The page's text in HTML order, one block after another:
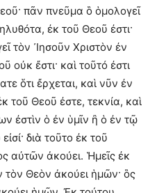
πᾶν πνεῦμα ὃ ὁμολογεῖ
ἐκ τοῦ Θεοῦ ἐστι·
τὸν ᾽Ιησοῦν Χριστὸν ἐν
οὐκ ἔστι· καὶ τοῦτό ἐστι
ὅτι ἔρχεται, καὶ νῦν ἐν
τοῦ Θεοῦ ἐστε, τεκνία, καὶ
ἐστὶν ὁ ἐν ὑμῖν ἢ ὁ ἐν τῷ
διὰ τοῦτο ἐκ τοῦ
αὐτῶν ἀκούει. Ἡμεῖς ἐκ
Θεὸν ἀκούει ἡμῶν· ὃς